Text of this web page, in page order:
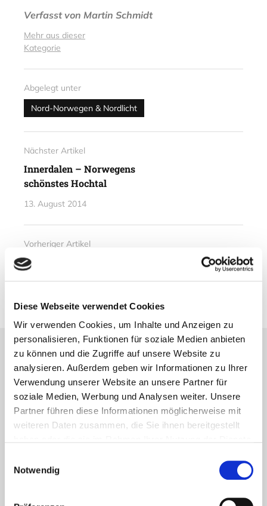
Diese Webseite verwendet Cookies
Wir verwenden Cookies, um Inhalte und Anzeigen zu
personalisieren, Funktionen für soziale Medien anbieten
zu können und die Zugriffe auf unsere Website zu
analysieren. Außerdem geben wir Informationen zu Ihrer
Verwendung unserer Website an unsere Partner für
soziale Medien, Werbung und Analysen weiter. Unsere
Partner führen diese Informationen möglicherweise mit
weiteren Daten zusammen, die Sie ihnen bereitgestellt
Notwendig
Verfasst von Martin Schmidt
Mehr aus dieser
Kategorie
Abgelegt unter
Nord-Norwegen & Nordlicht
Nächster Artikel
Innerdalen – Norwegens
schönstes Hochtal
13. August 2014
Vorheriger Artikel
Ein Drehwurm im Berg
10. August 2014
Lesetipps
UNSERE EMPFEHLUNGEN